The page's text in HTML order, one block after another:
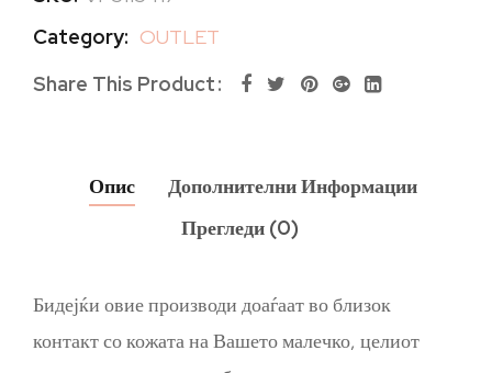
Category: OUTLET
Share This Product
Опис
Дополнителни Информации
Прегледи (0)
Бидејќи овие производи доаѓаат во близок
контакт со кожата на Вашето малечко, целиот